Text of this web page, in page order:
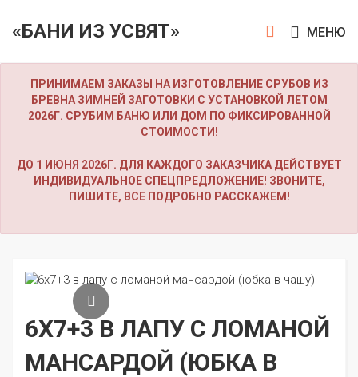
«БАНИ ИЗ УСВЯТ» МЕНЮ
ПРИНИМАЕМ ЗАКАЗЫ НА ИЗГОТОВЛЕНИЕ СРУБОВ ИЗ
БРЕВНА ЗИМНЕЙ ЗАГОТОВКИ С УСТАНОВКОЙ ЛЕТОМ
2026Г. СРУБИМ БАНЮ ИЛИ ДОМ ПО ФИКСИРОВАННОЙ
СТОИМОСТИ!
ДО 1 ИЮНЯ 2026Г. ДЛЯ КАЖДОГО ЗАКАЗЧИКА ДЕЙСТВУЕТ
ИНДИВИДУАЛЬНОЕ СПЕЦПРЕДЛОЖЕНИЕ! ЗВОНИТЕ,
ПИШИТЕ, ВСЕ ПОДРОБНО РАССКАЖЕМ!
6Х7+3 В ЛАПУ С ЛОМАНОЙ
МАНСАРДОЙ (ЮБКА В